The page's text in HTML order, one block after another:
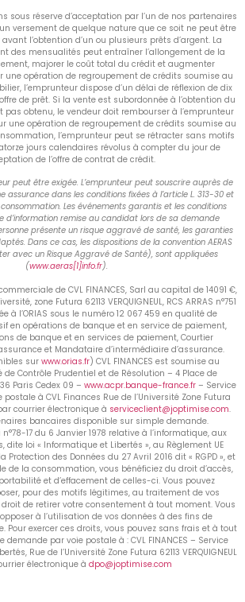
sous réserve d’acceptation par l’un de nos partenaires
versement de quelque nature que ce soit ne peut être
l’obtention d’un ou plusieurs prêts d’argent. La
des mensualités peut entraîner l’allongement de la
majorer le coût total du crédit et augmenter
une opération de regroupement de crédits soumise au
l’emprunteur dispose d’un délai de réflexion de dix
de prêt. Si la vente est subordonnée à l’obtention du
pas obtenu, le vendeur doit rembourser à l’emprunteur
une opération de regroupement de crédits soumise au
l’emprunteur peut se rétracter sans motifs
jours calendaires révolus à compter du jour de
de l’offre de contrat de crédit.
peut être exigée. L’emprunteur peut souscrire auprès de
assurance dans les conditions fixées à l’article L. 313-30 et
Les événements garantis et les conditions
d’information remise au candidat lors de sa demande
présente un risque aggravé de santé, les garanties
Dans ce cas, les dispositions de la convention AERAS
avec un Risque Aggravé de Santé), sont appliquées
(www.aeras[1]info.fr).
de CVL FINANCES, Sarl au capital de 14091 €,
zone Futura 62113 VERQUIGNEUL, RCS ARRAS n°751
à l’ORIAS sous le numéro 12 067 459 en qualité de
en opérations de banque et en service de paiement,
de banque et en services de paiement, Courtier
et Mandataire d’intermédiaire d’assurance.
sur www.orias.fr) CVL FINANCES est soumise au
de Contrôle Prudentiel et de Résolution – 4 Place de
Paris Cedex 09 – www.acpr.banque-france.fr – Service
à CVL Finances Rue de l’Université Zone Futura
par courrier électronique à serviceclient@joptimise.com.
bancaires disponible sur simple demande.
17 du 6 Janvier 1978 relative à l’informatique, aux
dite loi « Informatique et Libertés », au Règlement UE
Protection des Données du 27 Avril 2016 dit « RGPD », et
de la consommation, vous bénéficiez du droit d’accès,
et d’effacement de celles-ci. Vous pouvez
pour des motifs légitimes, au traitement de vos
de retirer votre consentement à tout moment. Vous
à l’utilisation de vos données à des fins de
Pour exercer ces droits, vous pouvez sans frais et à tout
par voie postale à : CVL FINANCES – Service
Rue de l’Université Zone Futura 62113 VERQUIGNEUL
électronique à dpo@joptimise.com